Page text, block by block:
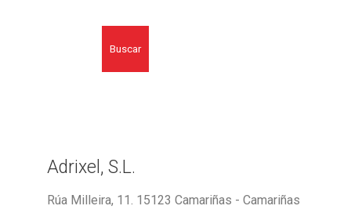
Buscar
Adrixel, S.L.
Rúa Milleira, 11. 15123 Camariñas - Camariñas